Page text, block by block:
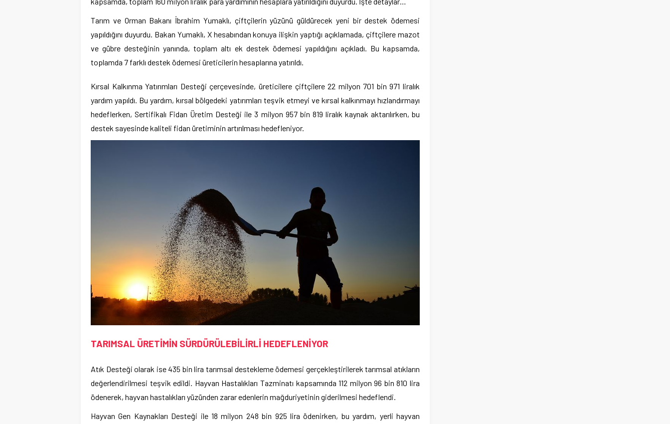
Tarım ve Orman Bakanı İbrahim Yumaklı, çiftçilerin yüzünü güldürecek yeni bir destek ödemesi
yapıldığını duyurdu. Bakan Yumaklı, X hesabından konuya ilişkin yaptığı açıklamada, çiftçilere mazot
ve gübre desteğinin yanında, toplam altı ek destek ödemesi yapıldığını açıkladı. Bu kapsamda,
toplamda 7 farklı destek ödemesi üreticilerin hesaplarına yatırıldı.
Kırsal Kalkınma Yatırımları Desteği çerçevesinde, üreticilere çiftçilere 22 milyon 701 bin 971 liralık
yardım yapıldı. Bu yardım, kırsal bölgedeki yatırımları teşvik etmeyi ve kırsal kalkınmayı hızlandırmayı
hedeflerken, Sertifikalı Fidan Üretim Desteği ile 3 milyon 957 bin 819 liralık kaynak aktarılırken, bu
destek sayesinde kaliteli fidan üretiminin artırılması hedefleniyor.
TARIMSAL ÜRETİMİN SÜRDÜRÜLEBİLİRLİ HEDEFLENİYOR
Atık Desteği olarak ise 435 bin lira tarımsal destekleme ödemesi gerçekleştirilerek tarımsal atıkların
değerlendirilmesi teşvik edildi. Hayvan Hastalıkları Tazminatı kapsamında 112 milyon 96 bin 810 lira
ödenerek, hayvan hastalıkları yüzünden zarar edenlerin mağduriyetinin giderilmesi hedeflendi.
Hayvan Gen Kaynakları Desteği ile 18 milyon 248 bin 925 lira ödenirken, bu yardım, yerli hayvan